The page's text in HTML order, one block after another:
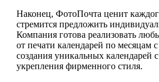
Наконец, ФотоПочта ценит
стремится предложить
Компания готова реализовать
от печати календарей по месяцам
создания уникальных календарей
укрепления фирменного стиля.